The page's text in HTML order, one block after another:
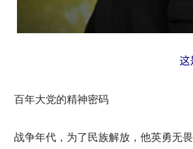
这是
百年大党的精神密码
战争年代，为了民族解放，他英勇无畏